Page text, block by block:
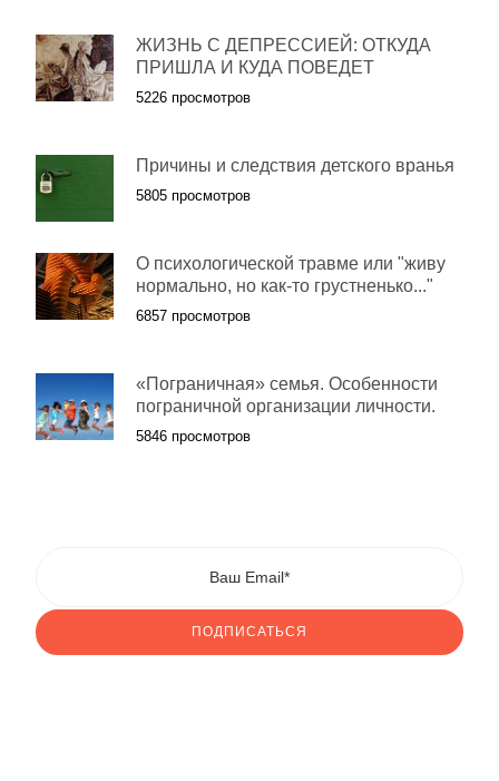
ЖИЗНЬ С ДЕПРЕССИЕЙ: ОТКУДА
ПРИШЛА И КУДА ПОВЕДЕТ
5226 просмотров
Причины и следствия детского вранья
5805 просмотров
О психологической травме или "живу
нормально, но как-то грустненько..."
6857 просмотров
«Пограничная» семья. Особенности
пограничной организации личности.
5846 просмотров
ПОДПИСАТЬСЯ